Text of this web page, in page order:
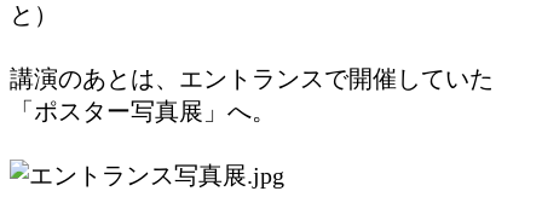
と）
講演のあとは、エントランスで開催していた
「ポスター写真展」へ。